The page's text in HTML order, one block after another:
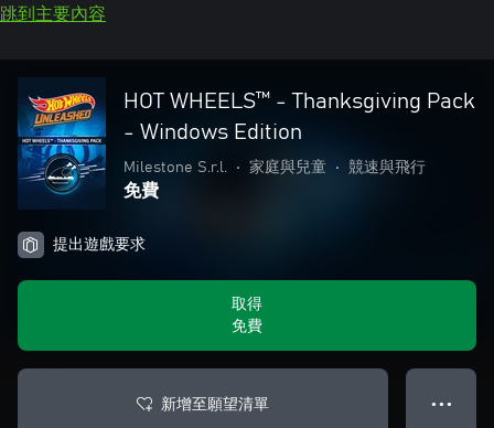
跳到主要內容
HOT WHEELS™ - Thanksgiving Pack
- Windows Edition
Milestone S.r.l. • 家庭與兒童 • 競速與飛行
免費
提出遊戲要求
取得
免費
新增至願望清單 ● ● ●